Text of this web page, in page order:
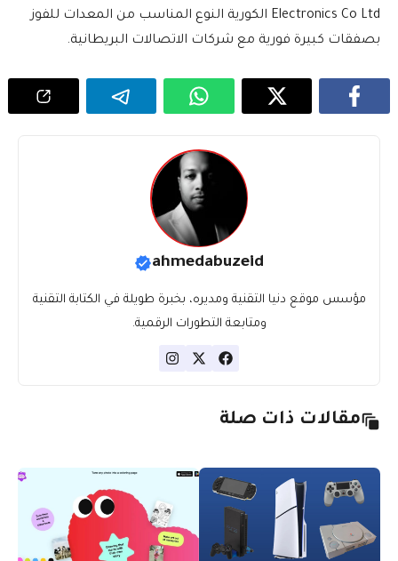
Electronics Co Ltd الكورية النوع المناسب من المعدات للفوز
بصفقات كبيرة فورية مع شركات الاتصالات البريطانية.
ahmedabuzeid
مؤسس موقع دنيا التقنية ومديره، بخبرة طويلة في الكتابة التقنية
ومتابعة التطورات الرقمية.
مقالات ذات صلة